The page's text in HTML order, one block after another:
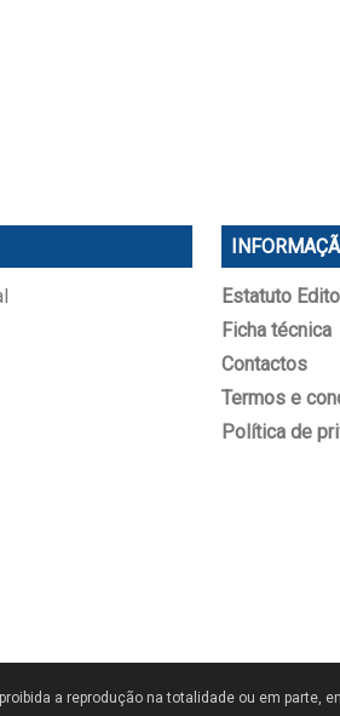
Estatuto
Ficha técnica
Contactos
Termos e
Política de
a reprodução na totalidade ou em parte,